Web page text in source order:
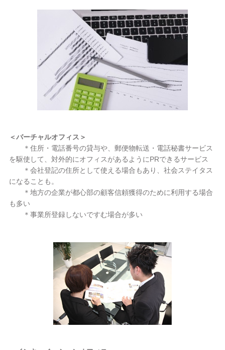
＜バーチャルオフィス＞
＊住所・電話番号の貸与や、郵便物転送・電話秘書サービス
を駆使して、対外的にオフィスがあるようにPRできるサービス
＊会社登記の住所として使える場合もあり、社会ステイタス
になることも。
＊地方の企業が都心部の顧客信頼獲得のために利用する場合
も多い
＊事業所登録しないですむ場合が多い